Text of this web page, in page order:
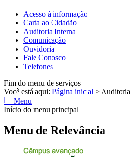
Acesso à informação
Carta ao Cidadão
Auditoria Interna
Comunicação
Ouvidoria
Fale Conosco
Telefones
Fim do menu de serviços
Você está aqui: Página inicial > Auditoria
Menu
Início do menu principal
Menu de Relevância